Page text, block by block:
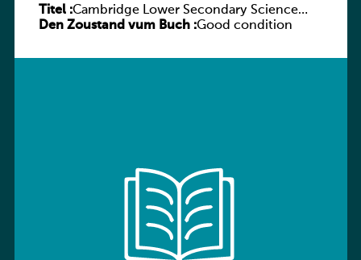
Titel :Cambridge Lower Secondary Science
Workbook with Digital Access Stage 7
Den Zoustand vum Buch :Good condition